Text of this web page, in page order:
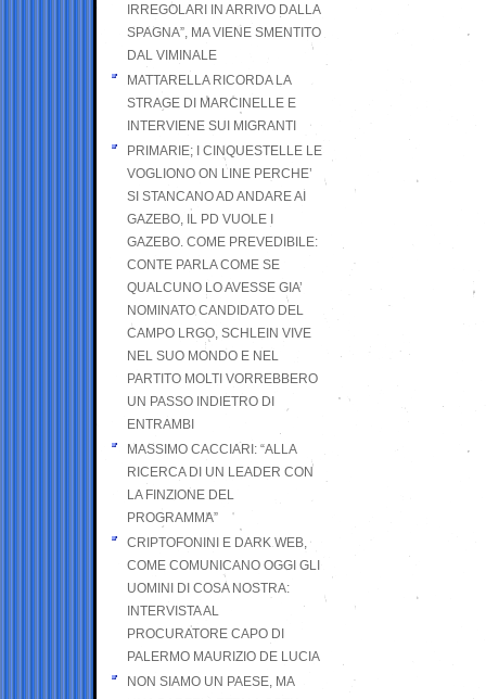
IRREGOLARI IN ARRIVO DALLA
SPAGNA”, MA VIENE SMENTITO
DAL VIMINALE
MATTARELLA RICORDA LA
STRAGE DI MARCINELLE E
INTERVIENE SUI MIGRANTI
PRIMARIE; I CINQUESTELLE LE
VOGLIONO ON LINE PERCHE’
SI STANCANO AD ANDARE AI
GAZEBO, IL PD VUOLE I
GAZEBO. COME PREVEDIBILE:
CONTE PARLA COME SE
QUALCUNO LO AVESSE GIA’
NOMINATO CANDIDATO DEL
CAMPO LRGO, SCHLEIN VIVE
NEL SUO MONDO E NEL
PARTITO MOLTI VORREBBERO
UN PASSO INDIETRO DI
ENTRAMBI
MASSIMO CACCIARI: “ALLA
RICERCA DI UN LEADER CON
LA FINZIONE DEL
PROGRAMMA”
CRIPTOFONINI E DARK WEB,
COME COMUNICANO OGGI GLI
UOMINI DI COSA NOSTRA:
INTERVISTA AL
PROCURATORE CAPO DI
PALERMO MAURIZIO DE LUCIA
NON SIAMO UN PAESE, MA